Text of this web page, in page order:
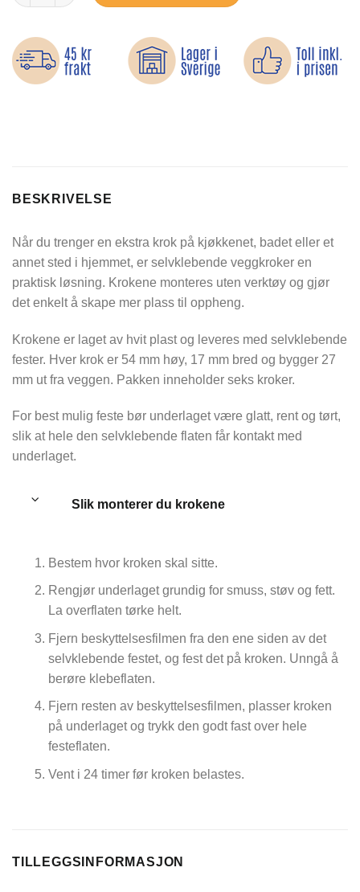
BESKRIVELSE
Når du trenger en ekstra krok på kjøkkenet, badet eller et
annet sted i hjemmet, er selvklebende veggkroker en
praktisk løsning. Krokene monteres uten verktøy og gjør
det enkelt å skape mer plass til oppheng.
Krokene er laget av hvit plast og leveres med selvklebende
fester. Hver krok er 54 mm høy, 17 mm bred og bygger 27
mm ut fra veggen. Pakken inneholder seks kroker.
For best mulig feste bør underlaget være glatt, rent og tørt,
slik at hele den selvklebende flaten får kontakt med
underlaget.
Slik monterer du krokene
Bestem hvor kroken skal sitte.
Rengjør underlaget grundig for smuss, støv og fett.
La overflaten tørke helt.
Fjern beskyttelsesfilmen fra den ene siden av det
selvklebende festet, og fest det på kroken. Unngå å
berøre klebeflaten.
Fjern resten av beskyttelsesfilmen, plasser kroken
på underlaget og trykk den godt fast over hele
festeflaten.
Vent i 24 timer før kroken belastes.
TILLEGGSINFORMASJON